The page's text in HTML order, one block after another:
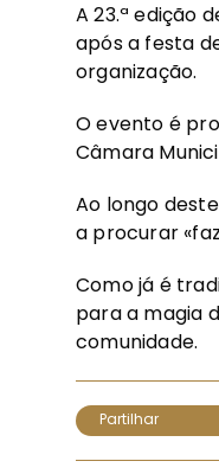
A 23.ª edição
após a festa
organização.
O evento é
Câmara
Ao longo
a procurar
Como já é
para a magia
comunidade.
Partilhar